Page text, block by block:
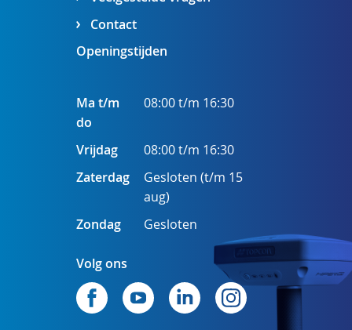
Contact
Openingstijden
Ma t/m
do
08:00 t/m 16:30
Vrijdag
08:00 t/m 16:30
Zaterdag
Gesloten (t/m 15
aug)
Zondag
Gesloten
Volg ons